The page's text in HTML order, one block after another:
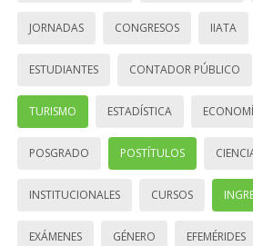
JORNADAS CONGRESOS IIATA
ESTUDIANTES CONTADOR PÚBLICO
TURISMO ESTADÍSTICA
POSGRADO POSTÍTULOS
INSTITUCIONALES CURSOS
EXÁMENES GÉNERO EFEMÉRIDES